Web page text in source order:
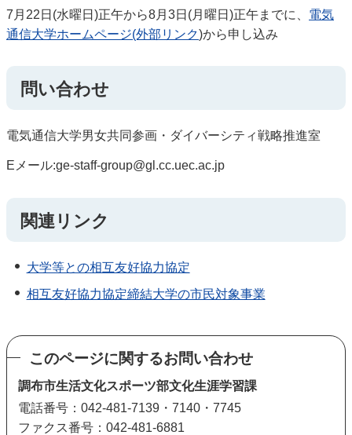
7月22日(水曜日)正午から8月3日(月曜日)正午までに、 電気
通信大学ホームページ(外部リンク)から申し込み
問い合わせ
電気通信大学男女共同参画・ダイバーシティ戦略推進室
Eメール:ge-staff-group@gl.cc.uec.ac.jp
関連リンク
大学等との相互友好協力協定
相互友好協力協定締結大学の市民対象事業
このページに関するお問い合わせ
調布市生活文化スポーツ部文化生涯学習課
電話番号：042-481-7139・7140・7745
ファクス番号：042-481-6881